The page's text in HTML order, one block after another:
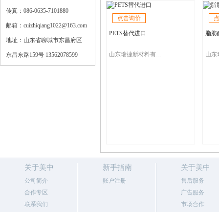
传真：086-0635-7101880
邮箱：cuizhiqiang1022@163.com
地址：山东省聊城市东昌府区
东昌东路159号 13562078599
点击询价
PETS替代进口
山东瑞捷新材料有限公司
脂肪
关于美中
公司简介
合作专区
联系我们
新手指南
账户注册
关于美中
售后服务
广告服务
市场合作